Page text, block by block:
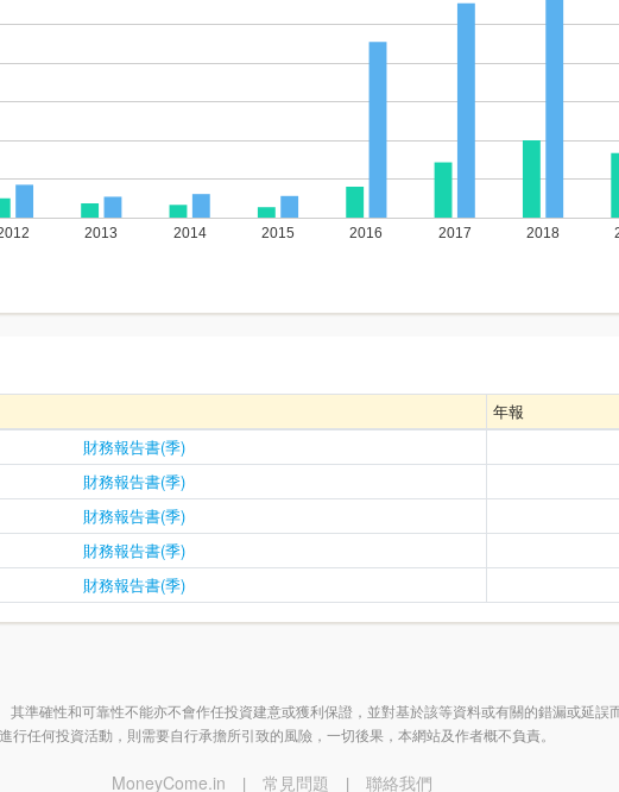
年報
財務報告書(季)
財務報告書(季)
財務報告書(季)
財務報告書(季)
財務報告書(季)
準確性和可靠性不能亦不會作任投資建意或獲利保證，並對基於該等資料或有關的錯漏或延
任何投資活動，則需要自行承擔所引致的風險，一切後果，本網站及作者概不負責。
MoneyCome.in | 常見問題 | 聯絡我們